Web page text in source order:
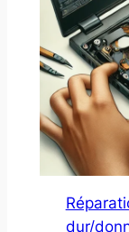
dur/